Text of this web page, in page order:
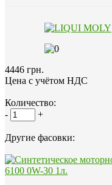
4446 грн.
Цена с учётом НДС
Количество:
-
+
Другие фасовки: